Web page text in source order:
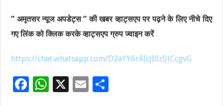
” अमृतसर न्यूज अपडेट्स ” की खबर व्हाट्सएप पर पढ़ने के लिए नीचे दिए
गए लिंक को क्लिक करके व्हाट्सएप ग्रुप ज्वाइन करें
https://chat.whatsapp.com/D2aYY6rRIcJI0zIJlCcgvG
F
W X
E